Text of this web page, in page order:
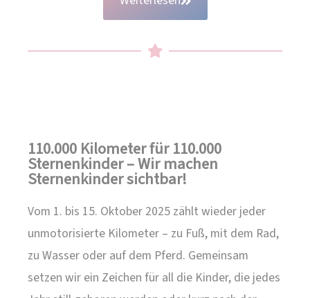
110.000 Kilometer für 110.000
Sternenkinder – Wir machen
Sternenkinder sichtbar!
Vom 1. bis 15. Oktober 2025 zählt wieder jeder
unmotorisierte Kilometer – zu Fuß, mit dem Rad,
zu Wasser oder auf dem Pferd. Gemeinsam
setzen wir ein Zeichen für all die Kinder, die jedes